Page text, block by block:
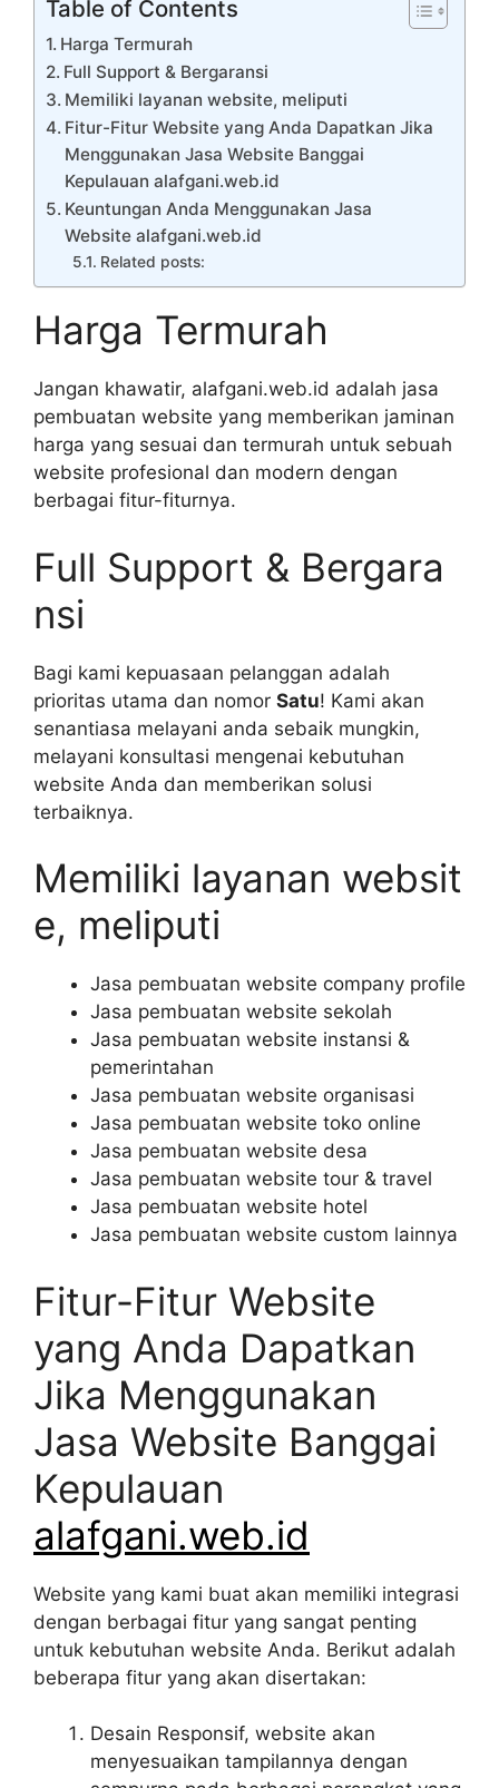
Table of Contents
Harga Termurah
Full Support & Bergaransi
Memiliki layanan website, meliputi
Fitur-Fitur Website yang Anda Dapatkan Jika
Menggunakan Jasa Website Banggai
Kepulauan alafgani.web.id
Keuntungan Anda Menggunakan Jasa
Website alafgani.web.id
Related posts:
Harga Termurah
Jangan khawatir, alafgani.web.id adalah jasa
pembuatan website yang memberikan jaminan
harga yang sesuai dan termurah untuk sebuah
website profesional dan modern dengan
berbagai fitur-fiturnya.
Full Support & Bergara
nsi
Bagi kami kepuasaan pelanggan adalah
prioritas utama dan nomor Satu! Kami akan
senantiasa melayani anda sebaik mungkin,
melayani konsultasi mengenai kebutuhan
website Anda dan memberikan solusi
terbaiknya.
Memiliki layanan websit
e, meliputi
Jasa pembuatan website company profile
Jasa pembuatan website sekolah
Jasa pembuatan website instansi &
pemerintahan
Jasa pembuatan website organisasi
Jasa pembuatan website toko online
Jasa pembuatan website desa
Jasa pembuatan website tour & travel
Jasa pembuatan website hotel
Jasa pembuatan website custom lainnya
Fitur-Fitur Website
yang Anda Dapatkan
Jika Menggunakan
Jasa Website Banggai
Kepulauan
alafgani.web.id
Website yang kami buat akan memiliki integrasi
dengan berbagai fitur yang sangat penting
untuk kebutuhan website Anda. Berikut adalah
beberapa fitur yang akan disertakan:
Desain Responsif, website akan
menyesuaikan tampilannya dengan